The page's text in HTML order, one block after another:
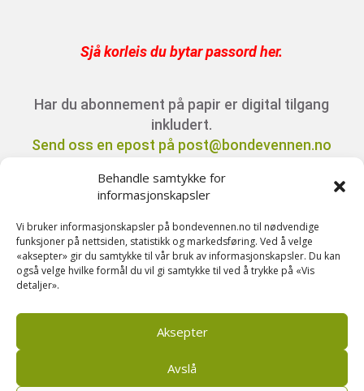
Behandle samtykke for
informasjonskapsler
Vi bruker informasjonskapsler på bondevennen.no til nødvendige
funksjoner på nettsiden, statistikk og markedsføring. Ved å velge
«aksepter» gir du samtykke til vår bruk av informasjonskapsler. Du kan
også velge hvilke formål du vil gi samtykke til ved å trykke på «Vis
detaljer».
Aksepter
Avslå
Sjå korleis du bytar passord her.
Har du abonnement på papir er digital tilgang
inkludert.
Send oss en epost på post@bondevennen.no
Kontakt oss på telefon 51 88 72 61 eller send
ein e-post til